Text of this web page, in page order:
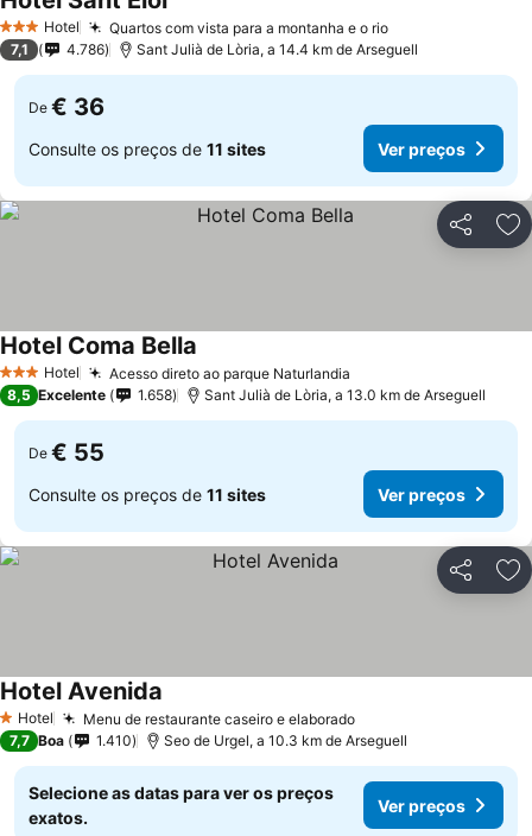
3 EstrelasHotel Quartos com vista para a montanha e o rio
7,1 4.786 Sant Julià de Lòria, a 14.4 km de Arseguell
De € 36
Consulte os preços de 11 sites Ver preços
Partilhar
3 EstrelasHotel Acesso direto ao parque Naturlandia
Hotel Coma Bella
8,5 Excelente 1.658 Sant Julià de Lòria, a 13.0 km de Arseguell
De € 55
Consulte os preços de 11 sites Ver preços
Partilhar
1 Estrelas
Hotel Menu de restaurante caseiro e elaborado
Hotel Avenida
7,7 Boa 1.410 Seo de Urgel, a 10.3 km de Arseguell
Selecione as datas para ver os preços
exatos.
Ver preços